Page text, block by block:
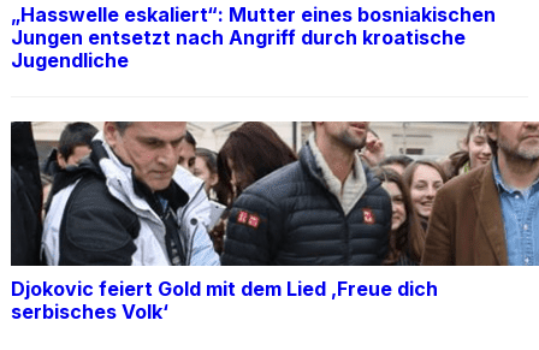
„Hasswelle eskaliert“: Mutter eines bosniakischen
Jungen entsetzt nach Angriff durch kroatische
Jugendliche
Djokovic feiert Gold mit dem Lied ‚Freue dich
serbisches Volk‘